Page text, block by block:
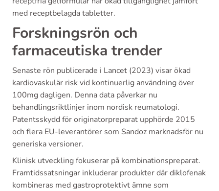
med receptbelagda tabletter.
Forskningsrön och
farmaceutiska trender
Senaste rön publicerade i Lancet (2023) visar ökad
kardiovaskulär risk vid kontinuerlig användning över
100mg dagligen. Denna data påverkar nu
behandlingsriktlinjer inom nordisk reumatologi.
Patentsskydd för originatorpreparat upphörde 2015
och flera EU-leverantörer som Sandoz marknadsför nu
generiska versioner.
Klinisk utveckling fokuserar på kombinationspreparat.
Framtidssatsningar inkluderar produkter där diklofenak
kombineras med gastroprotektivt ämne som